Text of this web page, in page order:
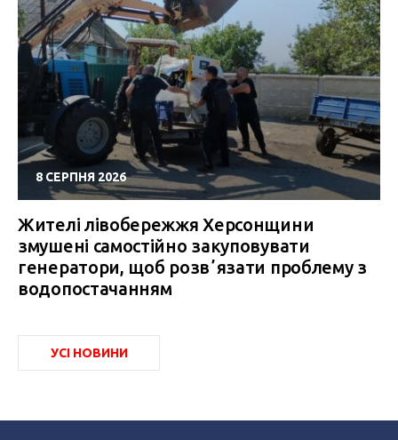
8 СЕРПНЯ 2026
Жителі лівобережжя Херсонщини
змушені самостійно закуповувати
генератори, щоб розвʼязати проблему з
водопостачанням
УСІ НОВИНИ